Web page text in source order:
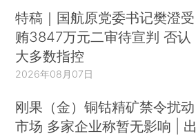
特稿｜国航原党委书记樊澄受
贿3847万元二审待宣判 否认
大多数指控
2026年08月07日
刚果（金）铜钴精矿禁令扰动
市场 多家企业称暂无影响 | 出